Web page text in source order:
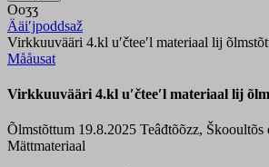
Ooʒʒ
Ääiʹjpoddsaž
Virkkuuvääri 4.kl uʹčteeʹl materiaal lij
Mååusat
Virkkuuvääri 4.kl uʹčteeʹl materiaal lij
Õlmstõttum 19.8.2025 Teâđtõõzz, Škooultõs
Mättmateriaal